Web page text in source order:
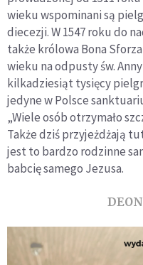
wieku wspominani są
diecezji. W 1547 roku do
także królowa Bona
wieku na odpusty św.
kilkadziesiąt tysięcy
jedyne w Polsce
„Wiele osób otrzymało
Także dziś przyjeżdżają
jest to bardzo rodzinne
babcię samego Jezusa.